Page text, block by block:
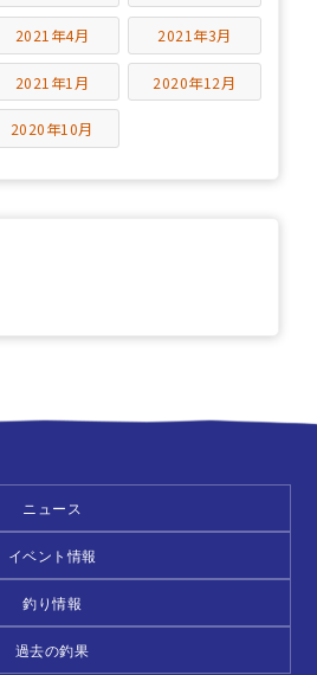
2021年4月 2021年3月
2021年1月 2020年12月
2020年10月
ニュース
イベント情報
釣り情報
過去の釣果